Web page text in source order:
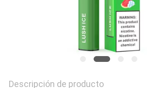
Descripción de producto